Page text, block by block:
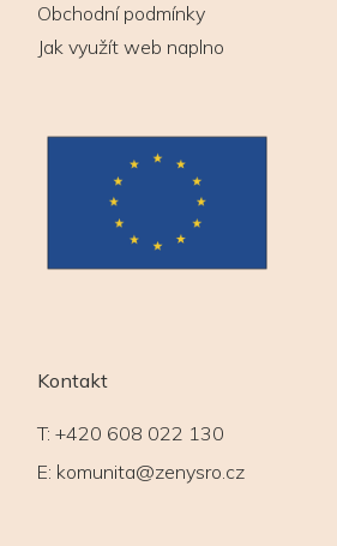
Obchodní podmínky
Jak využít web naplno
Kontakt
T: +420 608 022 130
E: komunita@zenysro.cz